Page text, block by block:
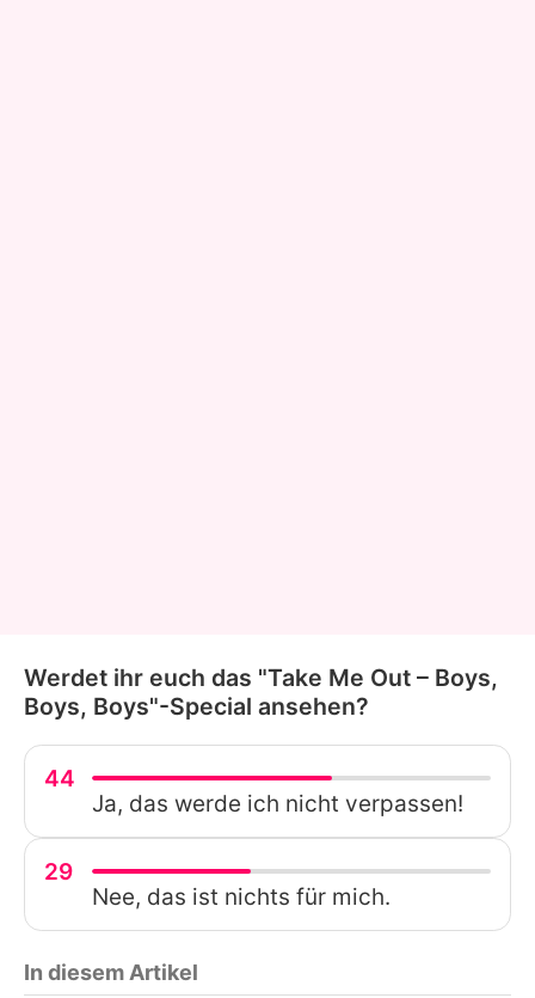
Werdet ihr euch das "Take Me Out – Boys,
Boys, Boys"-Special ansehen?
44
Ja, das werde ich nicht verpassen!
29
Nee, das ist nichts für mich.
In diesem Artikel